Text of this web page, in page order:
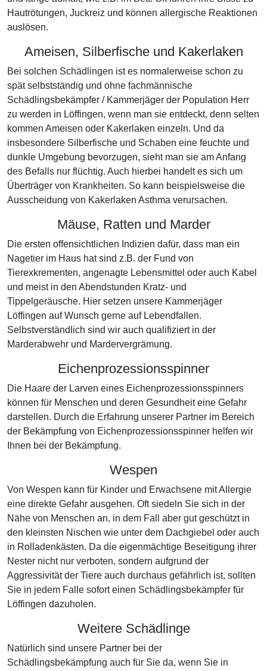
Hautrötungen, Juckreiz und können allergische Reaktionen
auslösen.
Ameisen, Silberfische und Kakerlaken
Bei solchen Schädlingen ist es normalerweise schon zu
spät selbstständig und ohne fachmännische
Schädlingsbekämpfer / Kammerjäger der Population Herr
zu werden in Löffingen, wenn man sie entdeckt, denn selten
kommen Ameisen oder Kakerlaken einzeln. Und da
insbesondere Silberfische und Schaben eine feuchte und
dunkle Umgebung bevorzugen, sieht man sie am Anfang
des Befalls nur flüchtig. Auch hierbei handelt es sich um
Überträger von Krankheiten. So kann beispielsweise die
Ausscheidung von Kakerlaken Asthma verursachen.
Mäuse, Ratten und Marder
Die ersten offensichtlichen Indizien dafür, dass man ein
Nagetier im Haus hat sind z.B. der Fund von
Tierexkrementen, angenagte Lebensmittel oder auch Kabel
und meist in den Abendstunden Kratz- und
Tippelgeräusche. Hier setzen unsere Kammerjäger
Löffingen auf Wunsch gerne auf Lebendfallen.
Selbstverständlich sind wir auch qualifiziert in der
Marderabwehr und Mardervergrämung.
Eichenprozessionsspinner
Die Haare der Larven eines Eichenprozessionsspinners
können für Menschen und deren Gesundheit eine Gefahr
darstellen. Durch die Erfahrung unserer Partner im Bereich
der Bekämpfung von Eichenprozessionsspinner helfen wir
Ihnen bei der Bekämpfung.
Wespen
Von Wespen kann für Kinder und Erwachsene mit Allergie
eine direkte Gefahr ausgehen. Oft siedeln Sie sich in der
Nähe von Menschen an, in dem Fall aber gut geschützt in
den kleinsten Nischen wie unter dem Dachgiebel oder auch
in Rolladenkästen. Da die eigenmächtige Beseitigung ihrer
Nester nicht nur verboten, sondern aufgrund der
Aggressivität der Tiere auch durchaus gefährlich ist, sollten
Sie in jedem Falle sofort einen Schädlingsbekämpfer für
Löffingen dazuholen.
Weitere Schädlinge
Natürlich sind unsere Partner bei der
Schädlingsbekämpfung auch für Sie da, wenn Sie in